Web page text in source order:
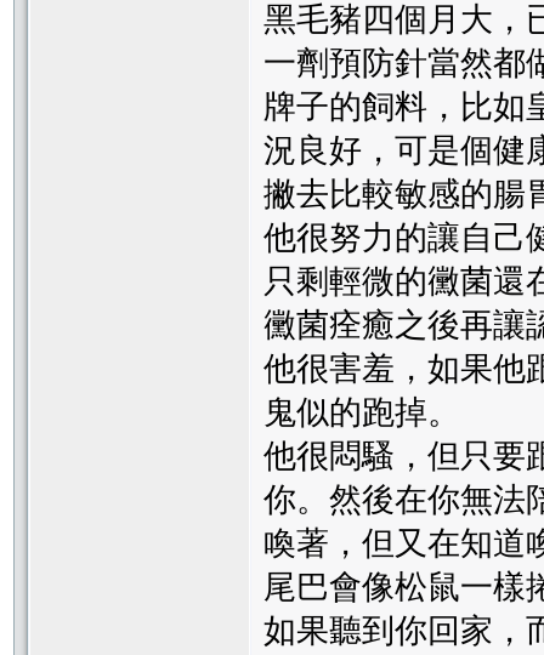
黑毛豬四個月大，
一劑預防針當然都
牌子的飼料，比如
況良好，可是個健
撇去比較敏感的腸
他很努力的讓自己
只剩輕微的黴菌還
黴菌痊癒之後再讓
他很害羞，如果他
鬼似的跑掉。
他很悶騷，但只要
你。然後在你無法
喚著，但又在知道
尾巴會像松鼠一樣
如果聽到你回家，